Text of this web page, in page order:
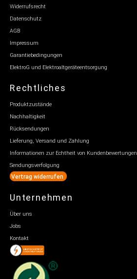
Widerrufsrecht
Datenschutz
AGB
Impressum
Garantiebedingungen
ElektroG und Elektroaltgeräteentsorgung
Rechtliches
Produktzustände
Nachhaltigkeit
Rücksendungen
Lieferung, Versand und Zahlung
Informationen zur Echtheit von Kundenbewertungen
Sendungsverfolgung
Vertrag widerrufen
Unternehmen
Über uns
Jobs
Kontakt